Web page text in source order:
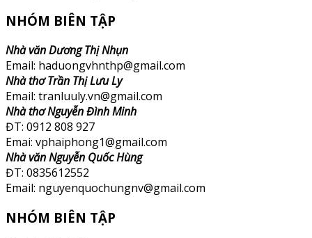
NHÓM BIÊN TẬP
Nhà văn Dương Thị Nhụn
Email: haduongvhnthp@gmail.com
Nhà thơ Trần Thị Lưu Ly
Email: tranluuly.vn@gmail.com
Nhà thơ Nguyễn Đình Minh
ĐT: 0912 808 927
Emai: vphaiphong1@gmail.com
Nhà văn Nguyễn Quốc Hùng
ĐT: 0835612552
Email: nguyenquochungnv@gmail.com
NHÓM BIÊN TẬP